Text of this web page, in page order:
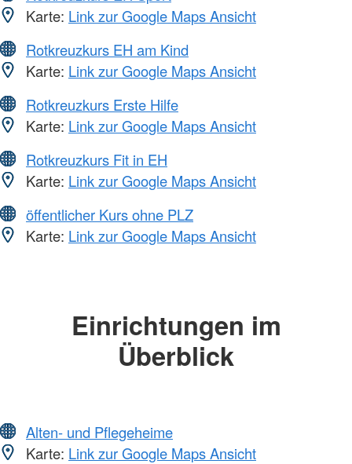
Karte: Link zur Google Maps Ansicht
Rotkreuzkurs EH am Kind
Karte: Link zur Google Maps Ansicht
Rotkreuzkurs Erste Hilfe
Karte: Link zur Google Maps Ansicht
Rotkreuzkurs Fit in EH
Karte: Link zur Google Maps Ansicht
öffentlicher Kurs ohne PLZ
Karte: Link zur Google Maps Ansicht
Einrichtungen im
Überblick
Alten- und Pflegeheime
Karte: Link zur Google Maps Ansicht